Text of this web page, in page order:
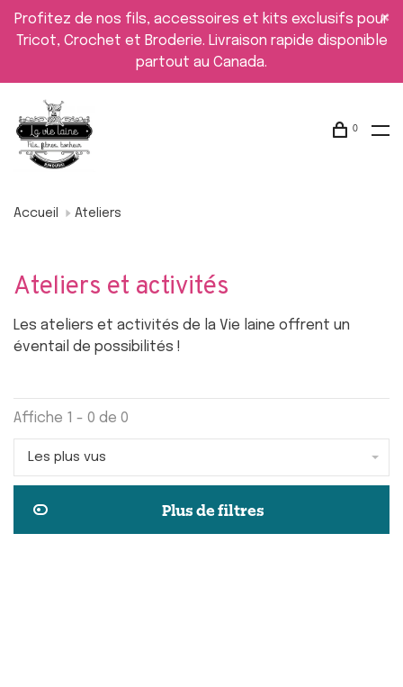
Profitez de nos fils, accessoires et kits exclusifs pour
Tricot, Crochet et Broderie. Livraison rapide disponible
partout au Canada.
0
Accueil Ateliers
Ateliers et activités
Les ateliers et activités de la Vie laine offrent un
éventail de possibilités !
Affiche 1 - 0 de 0
Les plus vus
Plus de filtres